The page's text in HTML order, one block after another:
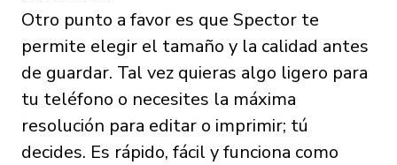
Otro punto a favor es que Spector te
permite elegir el tamaño y la calidad antes
de guardar. Tal vez quieras algo ligero para
tu teléfono o necesites la máxima
resolución para editar o imprimir; tú
decides. Es rápido, fácil y funciona como